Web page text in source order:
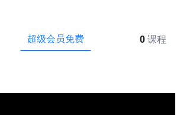
超级会员免费 0 课程